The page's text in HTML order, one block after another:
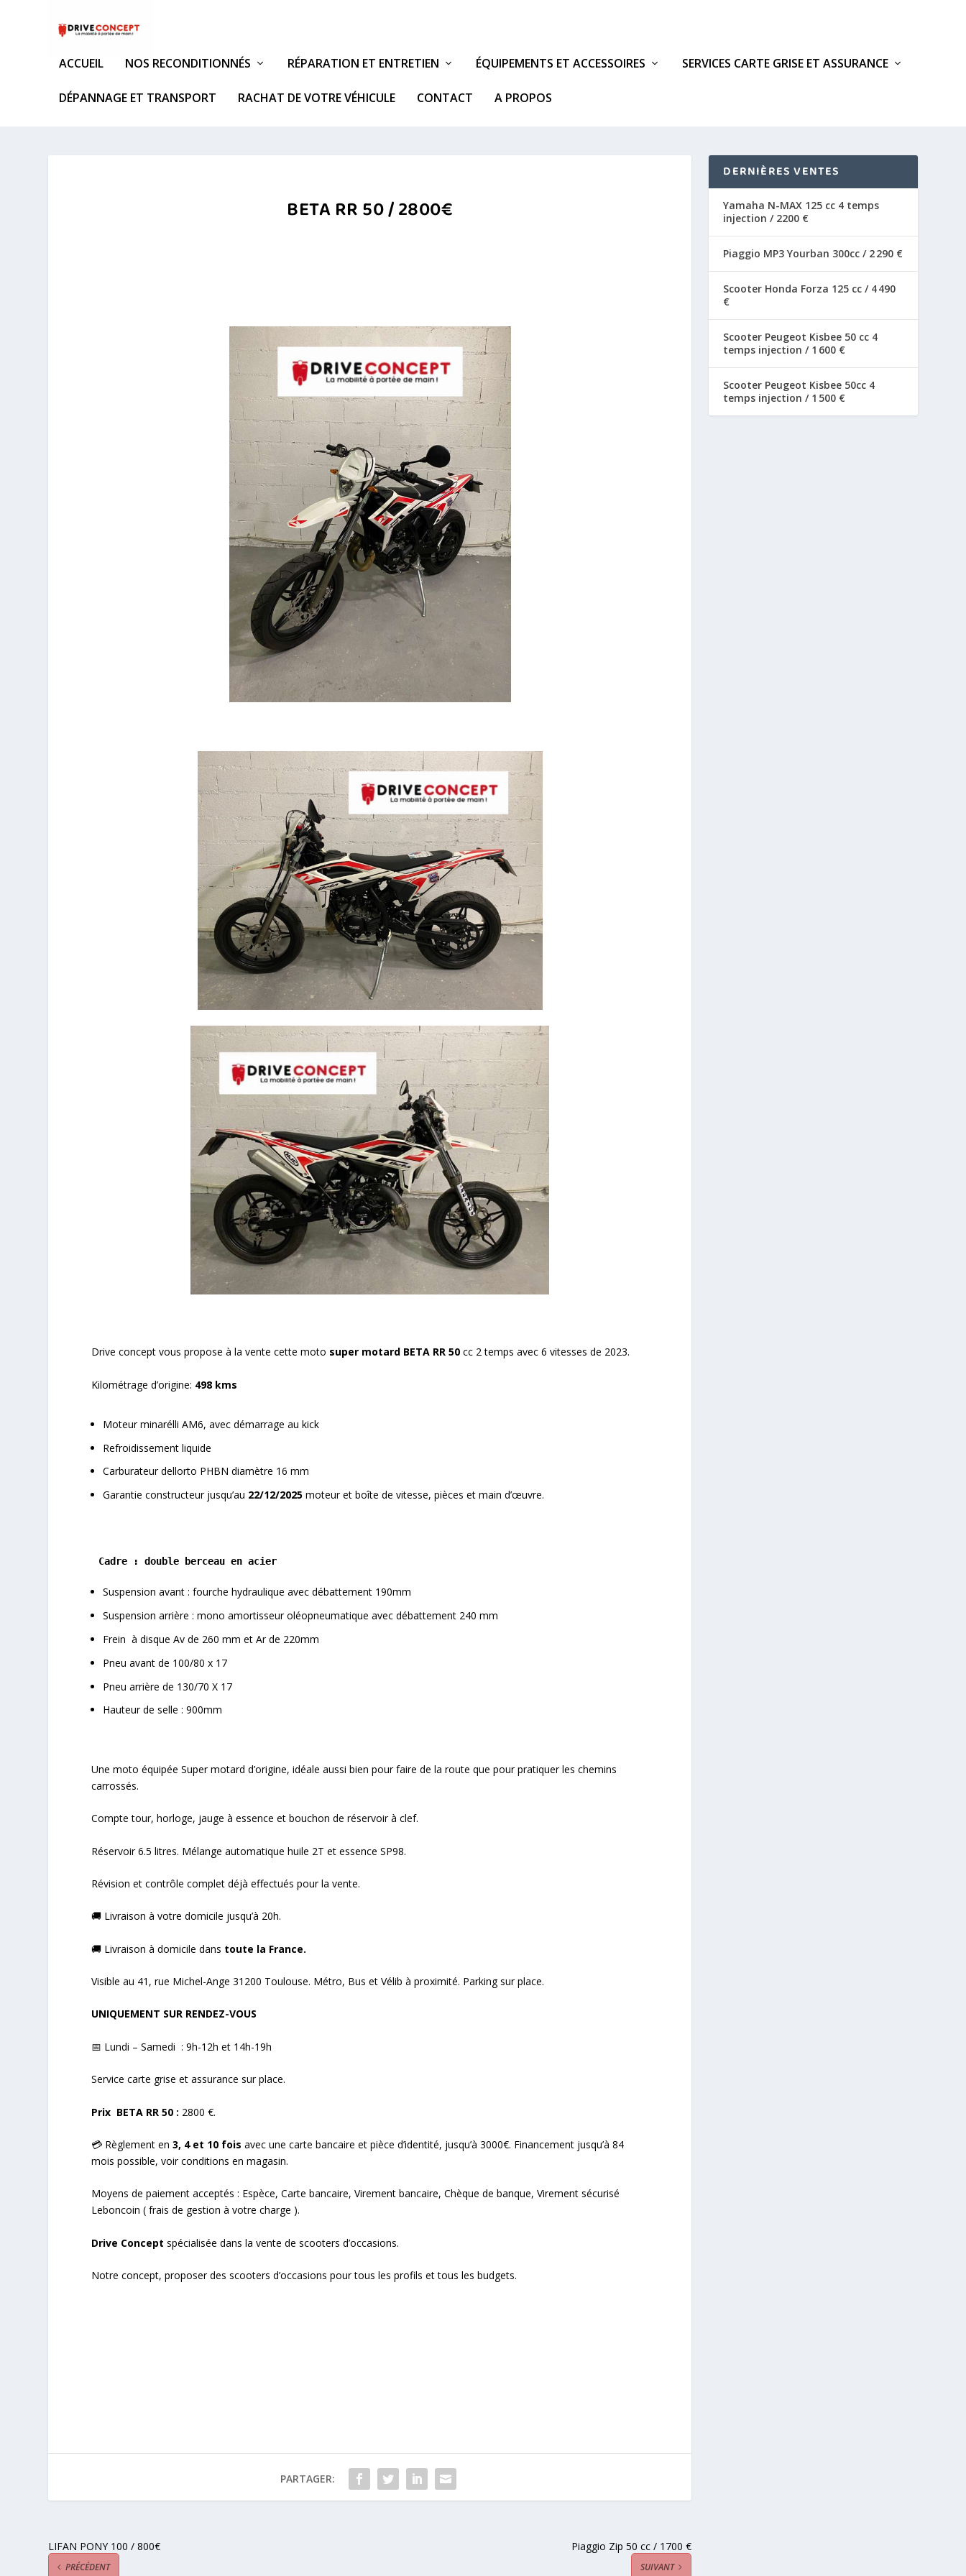
ACCUEIL NOS RECONDITIONNÉS RÉPARATION ET ENTRETIEN ÉQUIPEMENTS ET ACCESSOIRES SERVICES CARTE GRISE ET ASSURANCE
DÉPANNAGE ET TRANSPORT RACHAT DE VOTRE VÉHICULE CONTACT A PROPOS
BETA RR 50 / 2800€
Drive concept vous propose à la vente cette moto super motard BETA RR 50 cc 2 temps avec 6 vitesses de 2023.
Kilométrage d’origine: 498 kms
Moteur minarélli AM6, avec démarrage au kick
Refroidissement liquide
Carburateur dellorto PHBN diamètre 16 mm
Garantie constructeur jusqu’au 22/12/2025 moteur et boîte de vitesse, pièces et main d’œuvre.
Cadre : double berceau en acier
Suspension avant : fourche hydraulique avec débattement 190mm
Suspension arrière : mono amortisseur oléopneumatique avec débattement 240 mm
Frein à disque Av de 260 mm et Ar de 220mm
Pneu avant de 100/80 x 17
Pneu arrière de 130/70 X 17
Hauteur de selle : 900mm
Une moto équipée Super motard d’origine, idéale aussi bien pour faire de la route que pour pratiquer les chemins
carrossés.
Compte tour, horloge, jauge à essence et bouchon de réservoir à clef.
Réservoir 6.5 litres. Mélange automatique huile 2T et essence SP98.
Révision et contrôle complet déjà effectués pour la vente.
🚚 Livraison à votre domicile jusqu’à 20h.
🚚 Livraison à domicile dans toute la France.
Visible au 41, rue Michel-Ange 31200 Toulouse. Métro, Bus et Vélib à proximité. Parking sur place.
UNIQUEMENT SUR RENDEZ-VOUS
📅 Lundi – Samedi : 9h-12h et 14h-19h
Service carte grise et assurance sur place.
Prix BETA RR 50 : 2800 €.
💳 Règlement en 3, 4 et 10 fois avec une carte bancaire et pièce d’identité, jusqu’à 3000€. Financement jusqu’à 84
mois possible, voir conditions en magasin.
Moyens de paiement acceptés : Espèce, Carte bancaire, Virement bancaire, Chèque de banque, Virement sécurisé
Leboncoin ( frais de gestion à votre charge ).
Drive Concept spécialisée dans la vente de scooters d’occasions.
Notre concept, proposer des scooters d’occasions pour tous les profils et tous les budgets.
PARTAGER:
LIFAN PONY 100 / 800€
PRÉCÉDENT
Piaggio Zip 50 cc / 1700 €
SUIVANT
DERNIÈRES VENTES
Yamaha N-MAX 125 cc 4 temps
injection / 2200 €
Piaggio MP3 Yourban 300cc / 2 290 €
Scooter Honda Forza 125 cc / 4 490
€
Scooter Peugeot Kisbee 50 cc 4
temps injection / 1 600 €
Scooter Peugeot Kisbee 50cc 4
temps injection / 1 500 €